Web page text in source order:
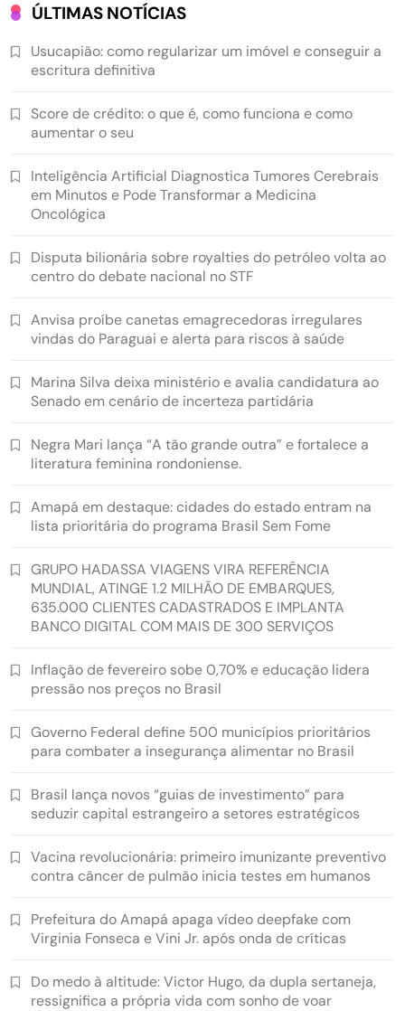
ÚLTIMAS NOTÍCIAS
Usucapião: como regularizar um imóvel e conseguir a
escritura definitiva
Score de crédito: o que é, como funciona e como
aumentar o seu
Inteligência Artificial Diagnostica Tumores Cerebrais
em Minutos e Pode Transformar a Medicina
Oncológica
Disputa bilionária sobre royalties do petróleo volta ao
centro do debate nacional no STF
Anvisa proíbe canetas emagrecedoras irregulares
vindas do Paraguai e alerta para riscos à saúde
Marina Silva deixa ministério e avalia candidatura ao
Senado em cenário de incerteza partidária
Negra Mari lança “A tão grande outra” e fortalece a
literatura feminina rondoniense.
Amapá em destaque: cidades do estado entram na
lista prioritária do programa Brasil Sem Fome
GRUPO HADASSA VIAGENS VIRA REFERÊNCIA
MUNDIAL, ATINGE 1.2 MILHÃO DE EMBARQUES,
635.000 CLIENTES CADASTRADOS E IMPLANTA
BANCO DIGITAL COM MAIS DE 300 SERVIÇOS
Inflação de fevereiro sobe 0,70% e educação lidera
pressão nos preços no Brasil
Governo Federal define 500 municípios prioritários
para combater a insegurança alimentar no Brasil
Brasil lança novos “guias de investimento” para
seduzir capital estrangeiro a setores estratégicos
Vacina revolucionária: primeiro imunizante preventivo
contra câncer de pulmão inicia testes em humanos
Prefeitura do Amapá apaga vídeo deepfake com
Virginia Fonseca e Vini Jr. após onda de críticas
Do medo à altitude: Victor Hugo, da dupla sertaneja,
ressignifica a própria vida com sonho de voar